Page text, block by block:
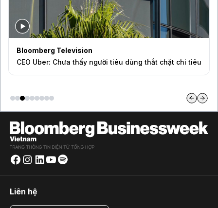
Bloomberg Television
CEO Uber: Chưa thấy người tiêu dùng thắt chặt chi tiêu
Liên hệ